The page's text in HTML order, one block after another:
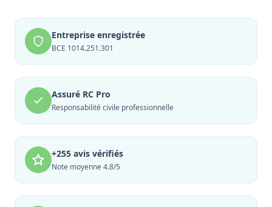
Entreprise enregistrée
BCE 1014.251.301
Assuré RC Pro
Responsabilité civile professionnelle
+255 avis vérifiés
Note moyenne 4.8/5